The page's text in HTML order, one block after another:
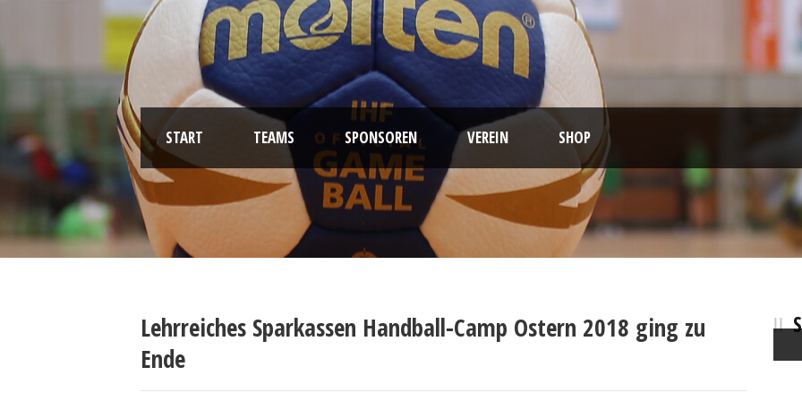
START TEAMS SPONSOREN VEREIN SHOP
Lehrreiches Sparkassen Handball-Camp Ostern 2018 ging zu
Ende